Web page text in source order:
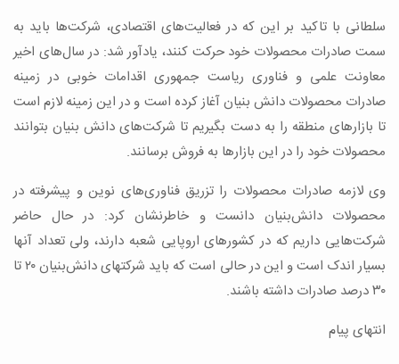
سلطانی با تاکید بر این که در فعالیت‌های اقتصادی، شرکت‌‎ها باید به
سمت صادرات محصولات خود حرکت کنند، یادآور شد: در سال‌های اخیر
معاونت علمی و فناوری ریاست جمهوری اقدامات خوبی در زمینه
صادرات محصولات دانش بنیان آغاز کرده است و در این زمینه لازم است
تا بازارهای منطقه را به دست بگیریم تا شرکت‌های دانش بنیان بتوانند
محصولات خود را در این بازارها به فروش برسانند.
وی لازمه صادرات محصولات را تزریق فناوری‌های نوین و پیشرفته در
محصولات دانش‌بنیان دانست و خاطرنشان کرد: در حال حاضر
شرکت‌هایی داریم که در کشورهای اروپایی شعبه دارند، ولی تعداد آنها
بسیار اندک است و این در حالی است که باید شرکتهای دانش‌بنیان ۲۰ تا
۳۰ درصد صادرات داشته باشند.
انتهای پیام